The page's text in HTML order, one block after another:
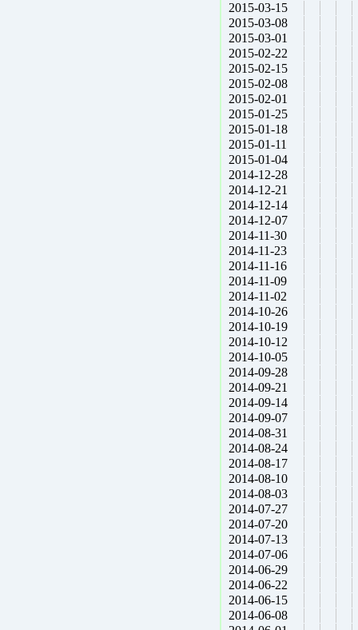
2015-03-15
2015-03-08
2015-03-01
2015-02-22
2015-02-15
2015-02-08
2015-02-01
2015-01-25
2015-01-18
2015-01-11
2015-01-04
2014-12-28
2014-12-21
2014-12-14
2014-12-07
2014-11-30
2014-11-23
2014-11-16
2014-11-09
2014-11-02
2014-10-26
2014-10-19
2014-10-12
2014-10-05
2014-09-28
2014-09-21
2014-09-14
2014-09-07
2014-08-31
2014-08-24
2014-08-17
2014-08-10
2014-08-03
2014-07-27
2014-07-20
2014-07-13
2014-07-06
2014-06-29
2014-06-22
2014-06-15
2014-06-08